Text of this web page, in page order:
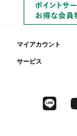
マイアカウント
サービス